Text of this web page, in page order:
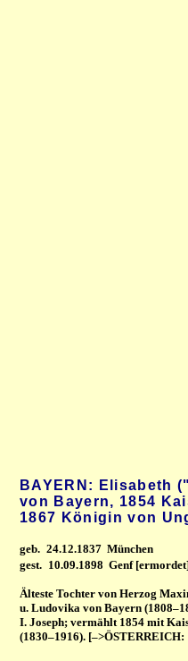
BAYERN: Elisabeth
von Bayern, 1854
1867 Königin von
geb. 24.12.1837 München
gest. 10.09.1898 Genf
Älteste Tochter von Herzog
u. Ludovika von Bayern
I. Joseph; vermählt 1854 mit
(1830–1916). [–>ÖSTERREICH: